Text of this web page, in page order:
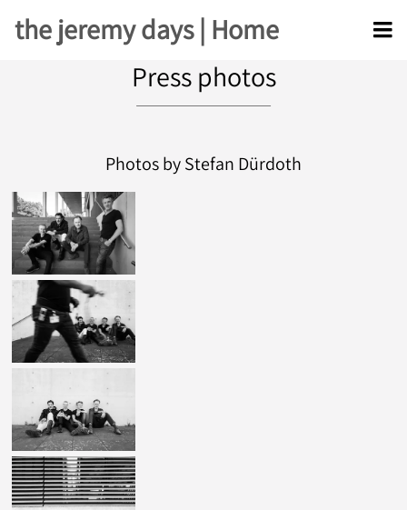
the jeremy days | Home
Press photos
Photos by Stefan Dürdoth